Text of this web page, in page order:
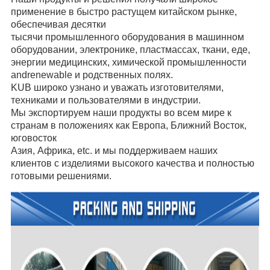
применение в быстро растущем китайском рынке,
обеспечивая десятки
тысячи промышленного оборудования в машинном
оборудовании, электронике, пластмассах, ткани, еде,
энергии медицинских, химической промышленности
andrenewable и родственных полях.
KUB широко узнано и уважать изготовителями,
техниками и пользователями в индустрии.
Мы экспортируем наши продукты во всем мире к
странам в положениях как Европа, Ближний Восток,
юговосток
Азия, Африка, etc. и мы поддерживаем наших
клиентов с изделиями высокого качества и полностью
готовыми решениями.